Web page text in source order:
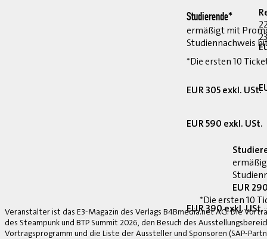
Studierende*
ermäßigt mit
Studiennachweis
*Die ersten 10
EUR 305 exkl. USt.
EUR 590 exkl. USt.
EUR 390 exkl. USt.
EUR
*Die ersten 10
Veranstalter ist das E3-Magazin des Verlags B4Bmedia.net AG. Die
des Steampunk und BTP Summit 2026, den Besuch des
Vortragsprogramm und die Liste der Aussteller und Sponsoren (SAP-